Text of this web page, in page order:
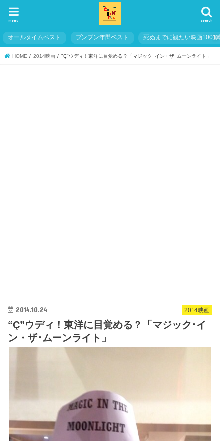
search
menu
オールタイムベスト ブンブン年間ベスト 死ぬまでに観たい映画1001
HOME 2014映画 "Ç"ウディ！東洋に目覚める？「マジック･イン・ザ･ムーンライト」
2014映画
2014.10.24
“Ç”ウディ！東洋に目覚める？「マジック･イ
ン・ザ･ムーンライト」